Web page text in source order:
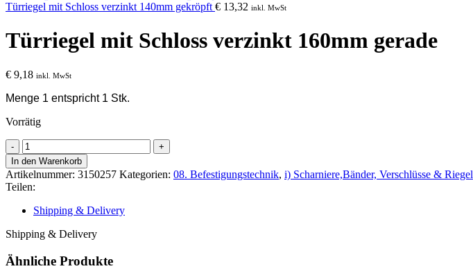
Türriegel mit Schloss verzinkt 140mm gekröpft € 13,32 inkl. MwSt
Türriegel mit Schloss verzinkt 160mm gerade
€ 9,18 inkl. MwSt
Menge 1 entspricht 1 Stk.
Vorrätig
Türriegel
mit
Schloss
verzinkt
160mm
gerade
Menge
In den Warenkorb
Artikelnummer: 3150257 Kategorien: 08. Befestigungstechnik, i) Scharniere,Bänder, Verschlüsse & Riegel
Teilen:
Shipping & Delivery
Shipping & Delivery
Ähnliche Produkte